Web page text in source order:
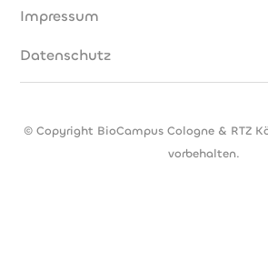
Impressum
Datenschutz
© Copyright BioCampus Cologne & RTZ
vorbehalten.